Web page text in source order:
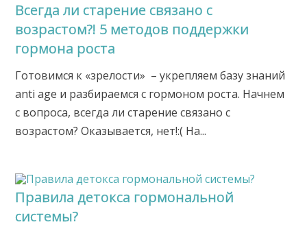
Всегда ли старение связано с
возрастом?! 5 методов поддержки
гормона роста
Готовимся к «зрелости» – укрепляем базу знаний
anti age и разбираемся с гормоном роста. Начнем
с вопроса, всегда ли старение связано с
возрастом? Оказывается, нет!:( На...
Правила детокса гормональной
системы?